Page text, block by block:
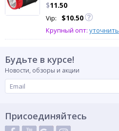
$11.50
Vip: $10.50
Крупный опт: уточнить
Будьте в курсе!
Новости, обзоры и акции
Присоединяйтесь